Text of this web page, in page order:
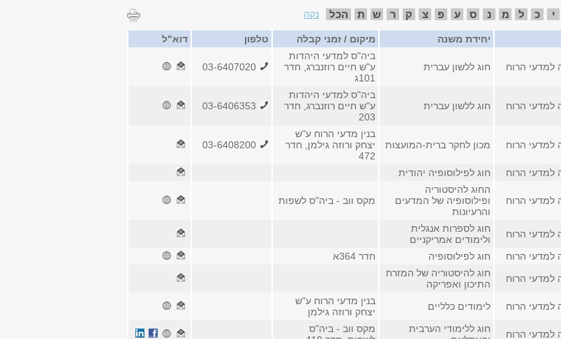
י כ ל מ נ ס ע פ צ ק ר ש ת הכל נקה
יחידת משנה מיקום / זמני קבלה טלפון דוא"ל
למדעי הרוח חוג ללשון עברית
ביה"ס למדעי היהדות
ע"ש חיים רוזנברג, חדר
101ג
למדעי הרוח חוג ללשון עברית
ביה"ס למדעי היהדות
ע"ש חיים רוזנברג, חדר
203
למדעי הרוח מכון לחקר ברית-המועצות
בנין מדעי הרוח ע"ש
יצחק ורוזה גילמן, חדר
472
למדעי הרוח חוג לפילוסופיה יהודית
למדעי הרוח
החוג להיסטוריה
ופילוסופיה של המדעים
והרעיונות
מקס ווב - ביה"ס לשפות
למדעי הרוח
חוג לספרות אנגלית
ולימודים אמריקניים
למדעי הרוח חוג לפילוסופיה
חדר 364א
למדעי הרוח
חוג להיסטוריה של המזרח
התיכון ואפריקה
למדעי הרוח לימודים כלליים
בנין מדעי הרוח ע"ש
יצחק ורוזה גילמן
למדעי הרוח
חוג ללימודי הערבית
מקס ווב - ביה"ס